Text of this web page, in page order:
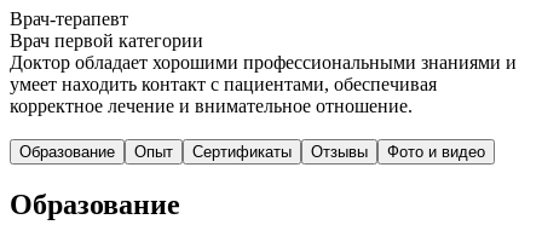
Врач-терапевт
Врач первой категории
Доктор обладает хорошими профессиональными знаниями и
умеет находить контакт с пациентами, обеспечивая
корректное лечение и внимательное отношение.
Образование Опыт Сертификаты Отзывы Фото и видео
Образование